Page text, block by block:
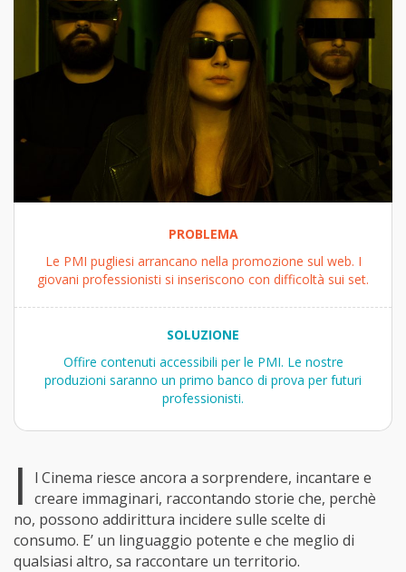
PROBLEMA
Le PMI pugliesi arrancano nella promozione sul web. I
giovani professionisti si inseriscono con difficoltà sui set.
SOLUZIONE
Offire contenuti accessibili per le PMI. Le nostre
produzioni saranno un primo banco di prova per futuri
professionisti.
I
l Cinema riesce ancora a sorprendere, incantare e
creare immaginari, raccontando storie che, perchè
no, possono addirittura incidere sulle scelte di
consumo. E’ un linguaggio potente e che meglio di
qualsiasi altro, sa raccontare un territorio.